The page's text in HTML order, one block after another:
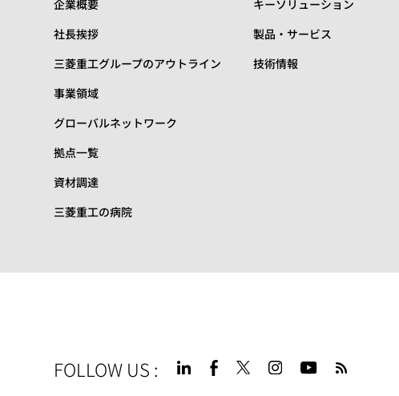
企業概要
社長挨拶
三菱重工グループのアウトライン
事業領域
グローバルネットワーク
拠点一覧
資材調達
三菱重工の病院
キーソリューション
製品・サービス
技術情報
FOLLOW US :